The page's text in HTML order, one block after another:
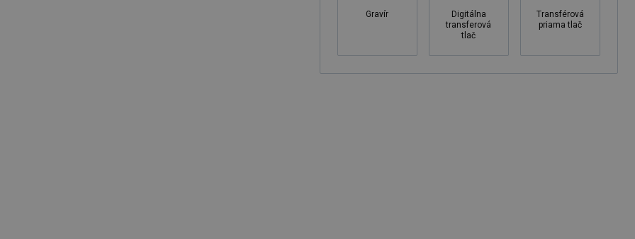
Gravír
Digitálna
transferová
tlač
Transférová
priama tlač